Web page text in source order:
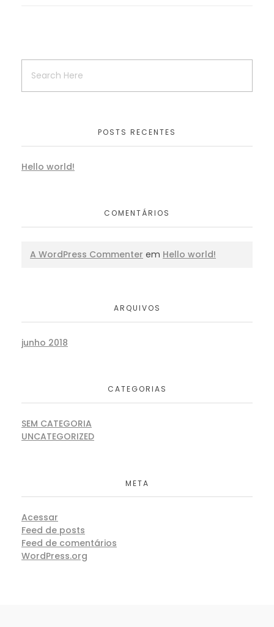
POSTS RECENTES
Hello world!
COMENTÁRIOS
A WordPress Commenter em Hello world!
ARQUIVOS
junho 2018
CATEGORIAS
SEM CATEGORIA
UNCATEGORIZED
META
Acessar
Feed de posts
Feed de comentários
WordPress.org